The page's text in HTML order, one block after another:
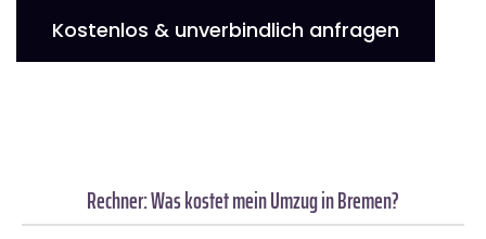
Kostenlos & unverbindlich anfragen
Rechner: Was kostet mein Umzug in Bremen?